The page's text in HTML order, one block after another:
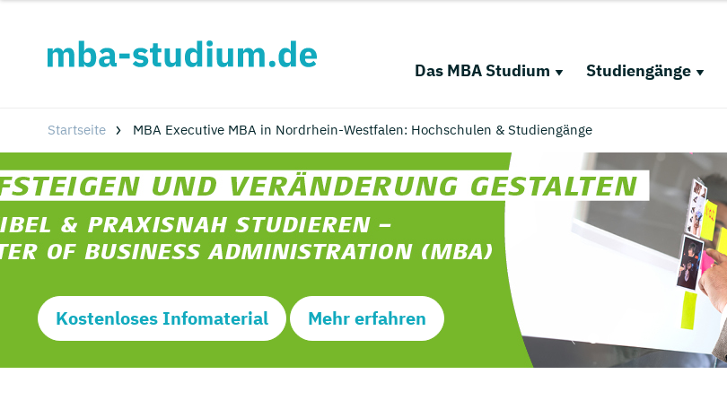
Das MBA Studium Studiengänge
Startseite MBA Executive MBA in Nordrhein-Westfalen: Hochschulen & Studiengänge
Kostenloses Infomaterial Mehr erfahren